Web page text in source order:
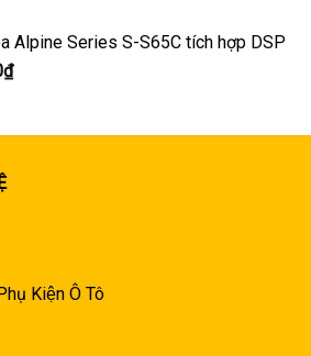
Alpine Series S-S65C tích hợp DSP
₫
Kiện Ô Tô